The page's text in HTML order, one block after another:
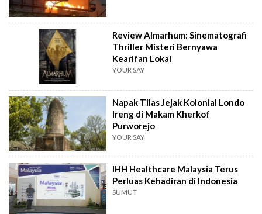
Review Almarhum: Sinematografi
Thriller Misteri Bernyawa
Kearifan Lokal
YOUR SAY
Napak Tilas Jejak Kolonial Londo
Ireng di Makam Kherkof
Purworejo
YOUR SAY
IHH Healthcare Malaysia Terus
Perluas Kehadiran di Indonesia
SUMUT